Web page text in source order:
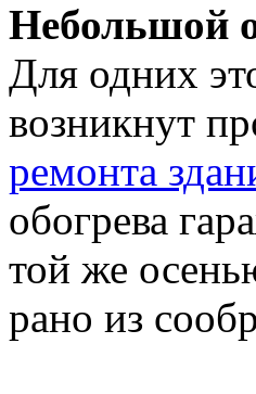
Небольшой
Для одних
возникнут
ремонта
обогрева
той же
рано из